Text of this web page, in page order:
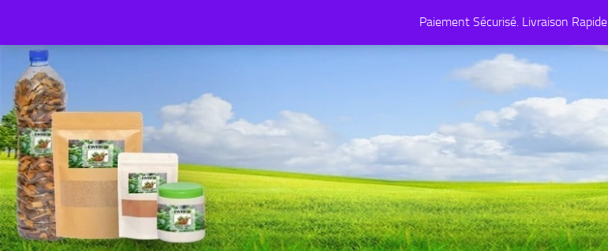
Paiement Sécurisé. Livraison Rapide
Mon compte 0 Article 0€